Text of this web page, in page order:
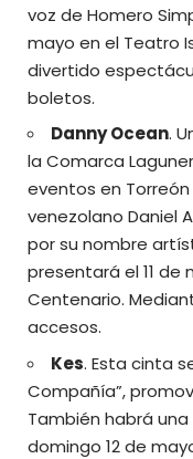
voz de Homero
mayo en el Teatro
divertido
boletos.
Danny Ocean.
la Comarca
eventos en
venezolano Daniel
por su nombre
presentará el 11 de
Centenario.
accesos.
Kes. Esta cinta
Compañía”,
También habrá
domingo 12 de